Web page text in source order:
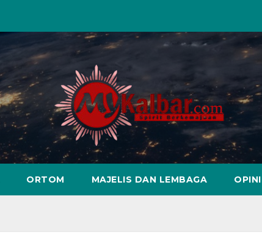
ORTOM MAJELIS DAN LEMBAGA OPINI